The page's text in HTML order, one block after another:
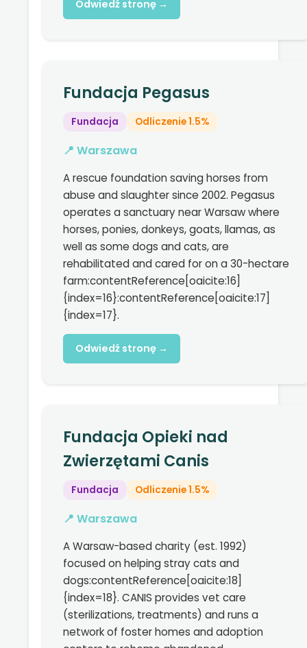
Odwiedź stronę →
Fundacja Pegasus
Fundacja Odliczenie 1.5%
📍 Warszawa
A rescue foundation saving horses from
abuse and slaughter since 2002. Pegasus
operates a sanctuary near Warsaw where
horses, ponies, donkeys, goats, llamas, as
well as some dogs and cats, are
rehabilitated and cared for on a 30-hectare
farm:contentReference[oaicite:16]
{index=16}:contentReference[oaicite:17]
{index=17}.
Odwiedź stronę →
Fundacja Opieki nad
Zwierzętami Canis
Fundacja Odliczenie 1.5%
📍 Warszawa
A Warsaw-based charity (est. 1992)
focused on helping stray cats and
dogs:contentReference[oaicite:18]
{index=18}. CANIS provides vet care
(sterilizations, treatments) and runs a
network of foster homes and adoption